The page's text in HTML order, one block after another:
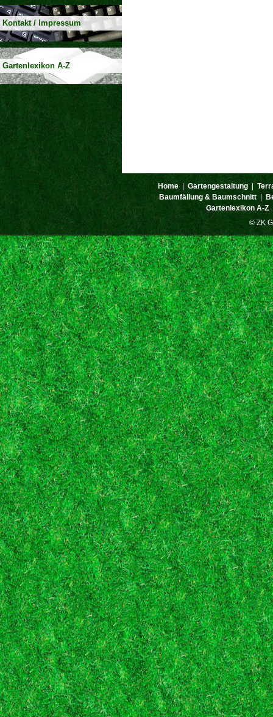
Kontakt / Impressum
Gartenlexikon A-Z
Home Gartengestaltung
Baumfällung & Baumschnitt
Gartenlexikon A-Z
© ZK